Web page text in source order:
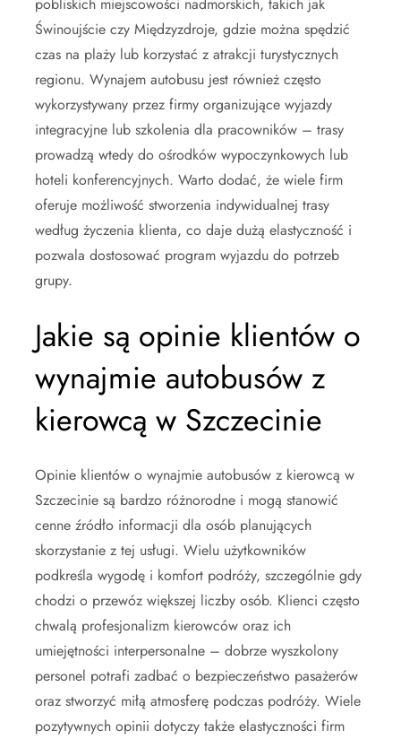
Świnoujście czy Międzyzdroje, gdzie można spędzić
czas na plaży lub korzystać z atrakcji turystycznych
regionu. Wynajem autobusu jest również często
wykorzystywany przez firmy organizujące wyjazdy
integracyjne lub szkolenia dla pracowników – trasy
prowadzą wtedy do ośrodków wypoczynkowych lub
hoteli konferencyjnych. Warto dodać, że wiele firm
oferuje możliwość stworzenia indywidualnej trasy
według życzenia klienta, co daje dużą elastyczność i
pozwala dostosować program wyjazdu do potrzeb
grupy.
Jakie są opinie klientów o
wynajmie autobusów z
kierowcą w Szczecinie
Opinie klientów o wynajmie autobusów z kierowcą w
Szczecinie są bardzo różnorodne i mogą stanowić
cenne źródło informacji dla osób planujących
skorzystanie z tej usługi. Wielu użytkowników
podkreśla wygodę i komfort podróży, szczególnie gdy
chodzi o przewóz większej liczby osób. Klienci często
chwalą profesjonalizm kierowców oraz ich
umiejętności interpersonalne – dobrze wyszkolony
personel potrafi zadbać o bezpieczeństwo pasażerów
oraz stworzyć miłą atmosferę podczas podróży. Wiele
pozytywnych opinii dotyczy także elastyczności firm